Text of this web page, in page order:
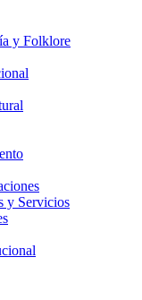
y Folklore
y Servicios